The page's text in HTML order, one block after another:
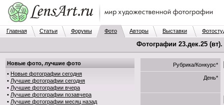
Главная Статьи Форумы Фото Авторы Выставки
Фотографии 23.дек.25
Новые фото, лучшие фото
• Новые фотографии сегодня
• Лучшие фотографии сегодня
• Лучшие фотографии вчера
• Лучшие фотографии позавчера
• Лучшие фотографии месяц назад
Рубрика/Конкурс*
День*